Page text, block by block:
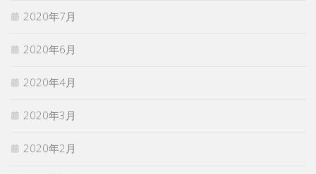
2020年7月
2020年6月
2020年4月
2020年3月
2020年2月